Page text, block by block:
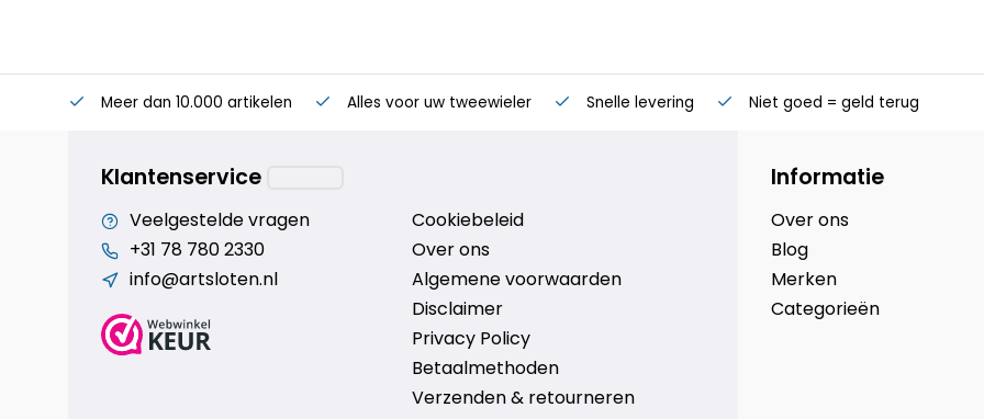
Meer dan 10.000 artikelen Alles voor uw tweewieler Snelle levering Niet goed = geld terug
Klantenservice
Veelgestelde vragen
+31 78 780 2330
info@artsloten.nl
Cookiebeleid
Over ons
Algemene voorwaarden
Disclaimer
Privacy Policy
Betaalmethoden
Verzenden & retourneren
Informatie
Over ons
Blog
Merken
Categorieën